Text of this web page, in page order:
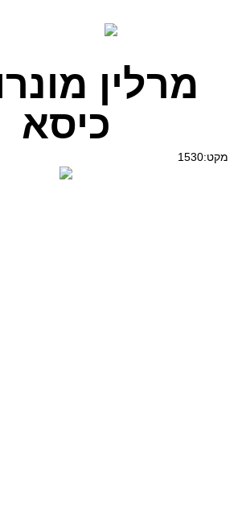
מרלין
כיסא
מקט:1530